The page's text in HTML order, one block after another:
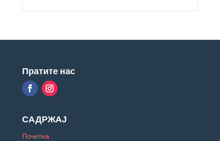
Пратите нас
САДРЖАЈ
Почетна